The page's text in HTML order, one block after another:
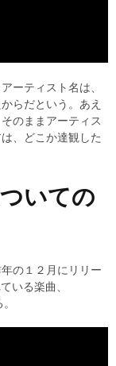
ーティスト名は、
らだという。あえ
のままアーティス
、どこか達観した
いての
の１２月にリリー
いる楽曲、